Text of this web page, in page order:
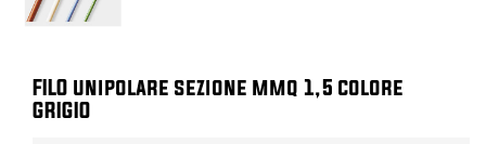
FILO unipolare sezione mmq 1,5 colore
GRIGIO